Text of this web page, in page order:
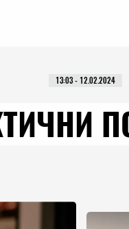
13:03 - 12.02.2024